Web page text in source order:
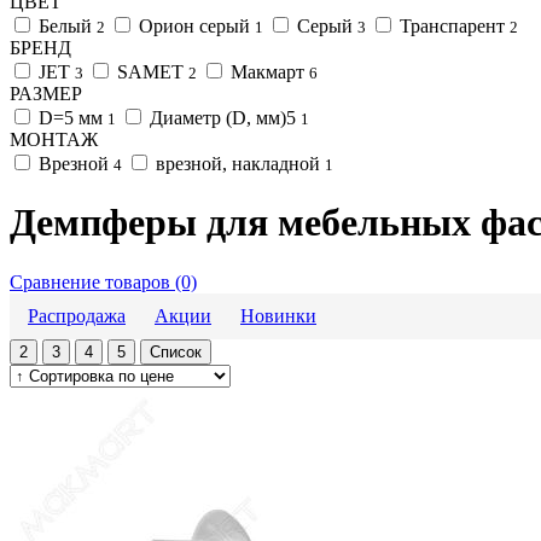
Белый 2 Орион серый 1 Серый 3 Транспарент 2
БРЕНД
JET 3 SAMET 2 Макмарт 6
РАЗМЕР
D=5 мм 1 Диаметр (D, мм)5 1
МОНТАЖ
Врезной 4 врезной, накладной 1
Демпферы для мебельных
Сравнение товаров (0)
Распродажа
Акции Новинки
2 3 4 5 Список